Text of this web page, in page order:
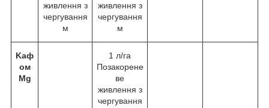
живлення з
чергування
м
живлення з
чергування
м
Kаф
ом
Mg
1 л/га
Позакорене
ве
живлення з
чергування